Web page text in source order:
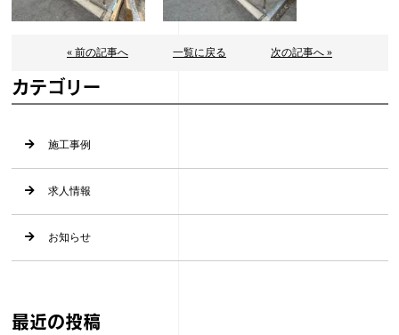
« 前の記事へ 一覧に戻る 次の記事へ »
カテゴリー
施工事例
求人情報
お知らせ
最近の投稿